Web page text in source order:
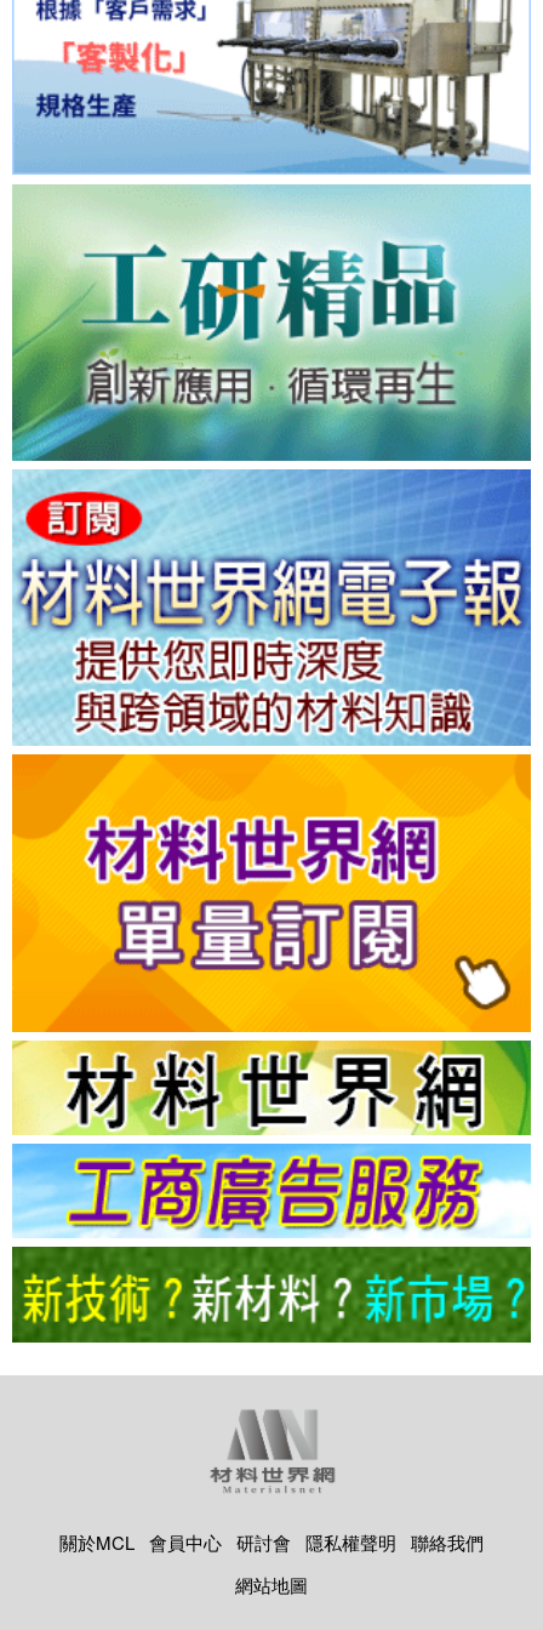
關於MCL 會員中心 研討會 隱私權聲明
聯絡我們
網站地圖